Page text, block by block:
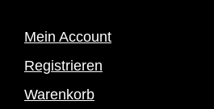
Mein Account
Registrieren
Warenkorb